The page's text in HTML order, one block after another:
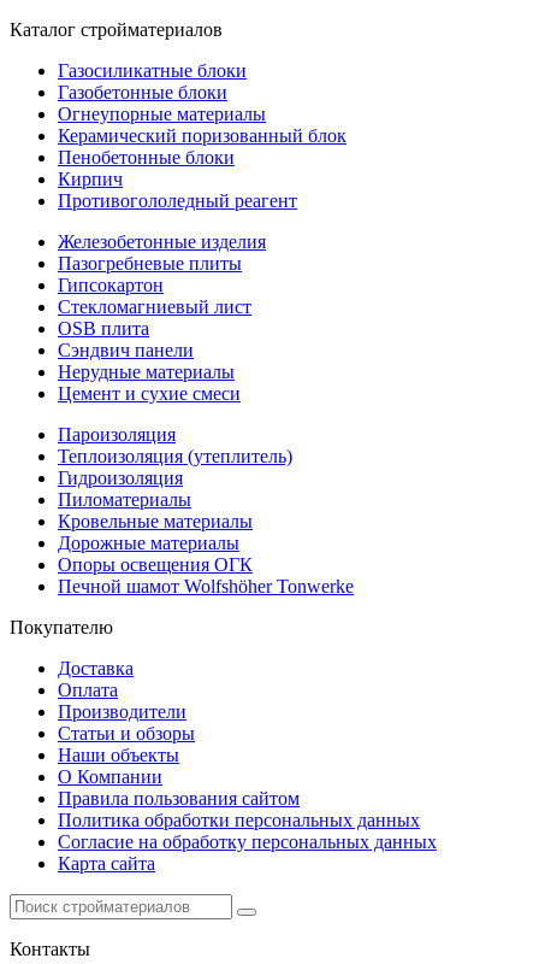
Каталог стройматериалов
Газосиликатные блоки
Газобетонные блоки
Огнеупорные материалы
Керамический поризованный блок
Пенобетонные блоки
Кирпич
Противогололедный реагент
Железобетонные изделия
Пазогребневые плиты
Гипсокартон
Стекломагниевый лист
OSB плита
Сэндвич панели
Нерудные материалы
Цемент и сухие смеси
Пароизоляция
Теплоизоляция (утеплитель)
Гидроизоляция
Пиломатериалы
Кровельные материалы
Дорожные материалы
Опоры освещения ОГК
Печной шамот Wolfshöher Tonwerke
Покупателю
Доставка
Оплата
Производители
Статьи и обзоры
Наши объекты
О Компании
Правила пользования сайтом
Политика обработки персональных данных
Согласие на обработку персональных данных
Карта сайта
Контакты